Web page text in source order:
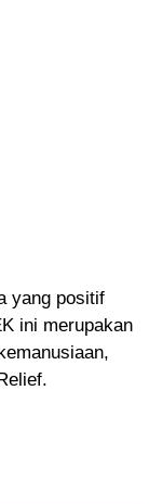
yang positif
ini merupakan